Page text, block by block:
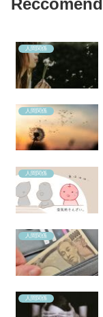
Reccomend
人間関係
人間関係
人間関係
人間関係
人間関係